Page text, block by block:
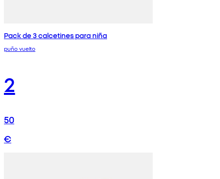
Pack de 3 calcetines para niña
puño vuelto
2
50
€